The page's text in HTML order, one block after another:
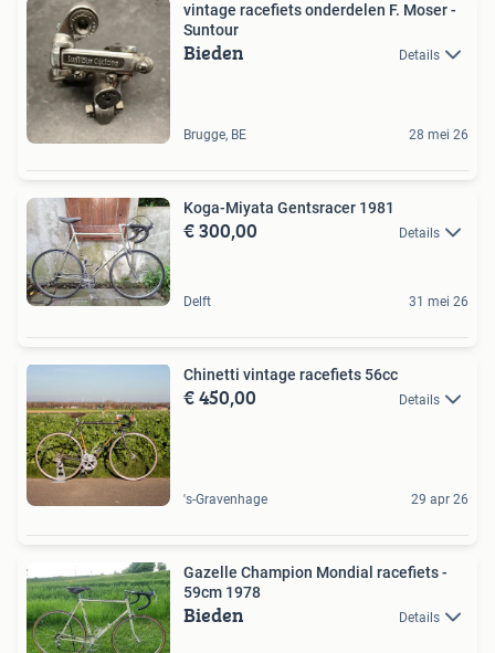
vintage racefiets onderdelen F. Moser -
Suntour
Bieden Details
Brugge, BE 28 mei 26
Koga-Miyata Gentsracer 1981
€ 300,00 Details
Delft 31 mei 26
Chinetti vintage racefiets 56cc
€ 450,00 Details
's-Gravenhage 29 apr 26
Gazelle Champion Mondial racefiets -
59cm 1978
Bieden Details